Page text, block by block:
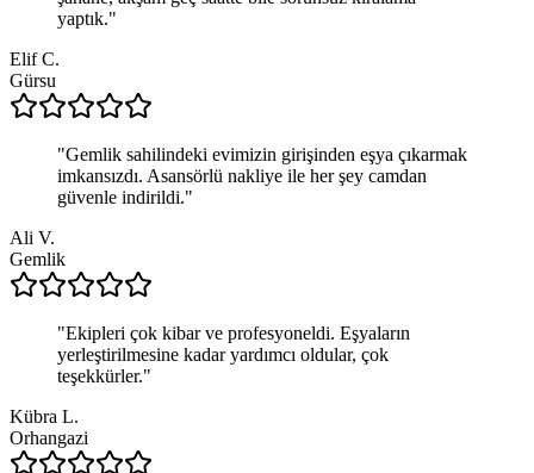
yaptık."
Elif C.
Gürsu
"Gemlik sahilindeki evimizin girişinden eşya çıkarmak
imkansızdı. Asansörlü nakliye ile her şey camdan
güvenle indirildi."
Ali V.
Gemlik
"Ekipleri çok kibar ve profesyoneldi. Eşyaların
yerleştirilmesine kadar yardımcı oldular, çok
teşekkürler."
Kübra L.
Orhangazi